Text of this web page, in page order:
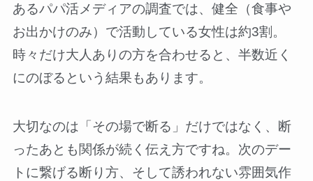
あるパパ活メディアの調査では、健全（食事や
お出かけのみ）で活動している女性は約3割。
時々だけ大人ありの方を合わせると、半数近く
にのぼるという結果もあります。
大切なのは「その場で断る」だけではなく、断
ったあとも関係が続く伝え方ですね。次のデー
トに繋げる断り方、そして誘われない雰囲気作